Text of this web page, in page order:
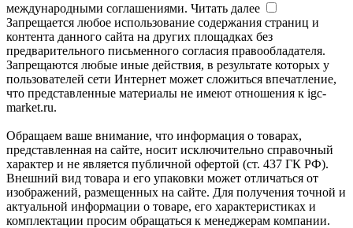
международными соглашениями. Читать далее
Запрещается любое использование содержания страниц и
контента данного сайта на других площадках без
предварительного письменного согласия правообладателя.
Запрещаются любые иные действия, в результате которых у
пользователей сети Интернет может сложиться впечатление,
что представленные материалы не имеют отношения к igc-
market.ru.
Обращаем ваше внимание, что информация о товарах,
представленная на сайте, носит исключительно справочный
характер и не является публичной офертой (ст. 437 ГК РФ).
Внешний вид товара и его упаковки может отличаться от
изображений, размещенных на сайте. Для получения точной и
актуальной информации о товаре, его характеристиках и
комплектации просим обращаться к менеджерам компании.